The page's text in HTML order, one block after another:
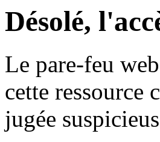
Désolé,
Le pare-feu
cette ressource
jugée